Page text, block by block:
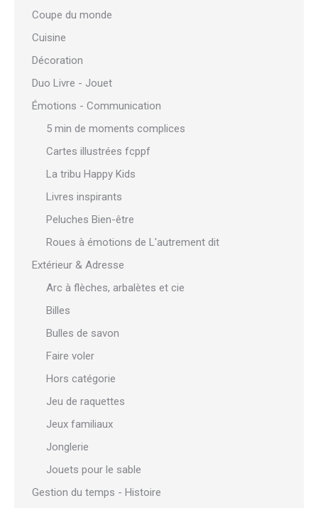
Coupe du monde
Cuisine
Décoration
Duo Livre - Jouet
Émotions - Communication
5 min de moments complices
Cartes illustrées fcppf
La tribu Happy Kids
Livres inspirants
Peluches Bien-être
Roues à émotions de L'autrement dit
Extérieur & Adresse
Arc à flèches, arbalètes et cie
Billes
Bulles de savon
Faire voler
Hors catégorie
Jeu de raquettes
Jeux familiaux
Jonglerie
Jouets pour le sable
Gestion du temps - Histoire